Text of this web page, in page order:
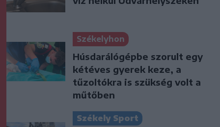
Székelyhon
Húsdarálógépbe szorult egy
kétéves gyerek keze, a
tűzoltókra is szükség volt a
műtőben
Székely Sport